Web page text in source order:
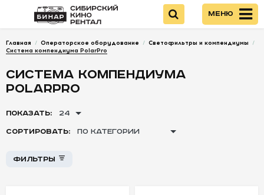
Войти
НОВИНКИ
КАМЕРЫ
Меню
Главная / Операторское оборудование / Светофильтры и компендиумы /
Система компендиума PolarPro
Стоимость
СИСТЕМА КОМПЕНДИУМА
POLARPRO
ПОКАЗАТЬ: 24
СОРТИРОВАТЬ: ПО КАТЕГОРИИ
Фильтры